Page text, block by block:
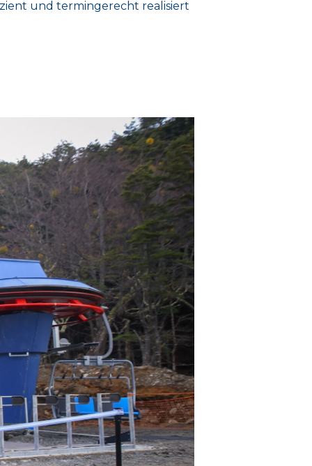
und termingerecht realisiert